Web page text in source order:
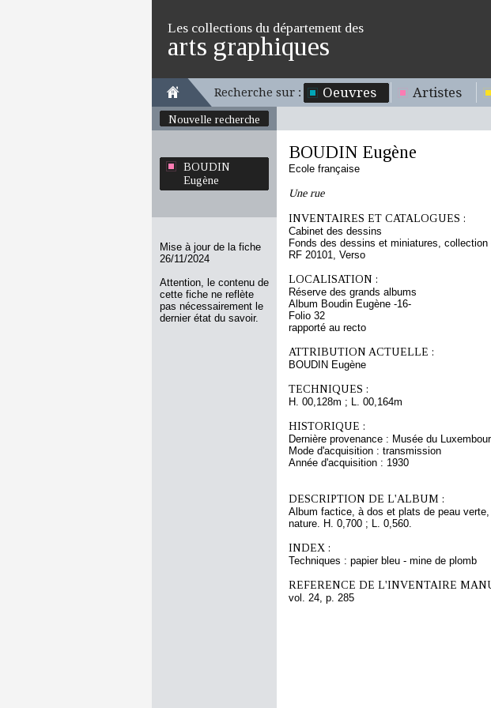
Les collections du département des
arts graphiques
Recherche sur : Oeuvres Artistes
Nouvelle recherche
BOUDIN
Eugène
Mise à jour de la fiche
26/11/2024
Attention, le contenu de
cette fiche ne reflète
pas nécessairement le
dernier état du savoir.
BOUDIN Eugène
Ecole française
Une rue
INVENTAIRES ET CATALOGUES :
Cabinet des dessins
Fonds des dessins et miniatures,
RF 20101, Verso
LOCALISATION :
Réserve des grands albums
Album Boudin Eugène -16-
Folio 32
rapporté au recto
ATTRIBUTION ACTUELLE :
BOUDIN Eugène
TECHNIQUES :
H. 00,128m ; L. 00,164m
HISTORIQUE :
Dernière provenance : Musée du
Mode d'acquisition : transmission
Année d'acquisition : 1930
DESCRIPTION DE L'ALBUM :
Album factice, à dos et plats de peau
nature. H. 0,700 ; L. 0,560.
INDEX :
Techniques : papier bleu - mine de plomb
REFERENCE DE L'INVENTAIRE
vol. 24, p. 285